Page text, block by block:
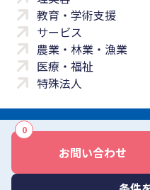
お問い合わせ
0
教育・学術支援
サービス
農業・林業・漁業
医療・福祉
特殊法人
サイトマップ
商標について反社会勢力
Copyright © Yayoi